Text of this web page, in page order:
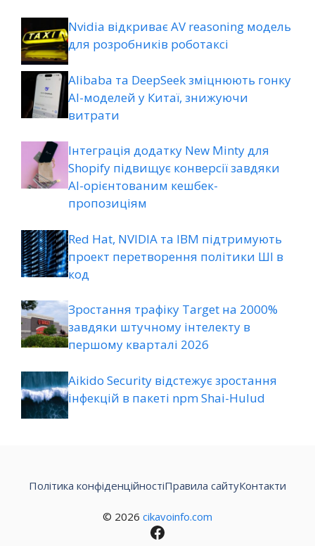
Nvidia відкриває AV reasoning модель
для розробників роботаксі
Alibaba та DeepSeek зміцнюють гонку
AI-моделей у Китаї, знижуючи
витрати
Інтеграція додатку New Minty для
Shopify підвищує конверсії завдяки
AI-орієнтованим кешбек-
пропозиціям
Red Hat, NVIDIA та IBM підтримують
проект перетворення політики ШІ в
код
Зростання трафіку Target на 2000%
завдяки штучному інтелекту в
першому кварталі 2026
Aikido Security відстежує зростання
інфекцій в пакеті npm Shai-Hulud
© 2026 cikavoinfo.com
Політика конфіденційностіПравила сайтуКонтакти
Facebook